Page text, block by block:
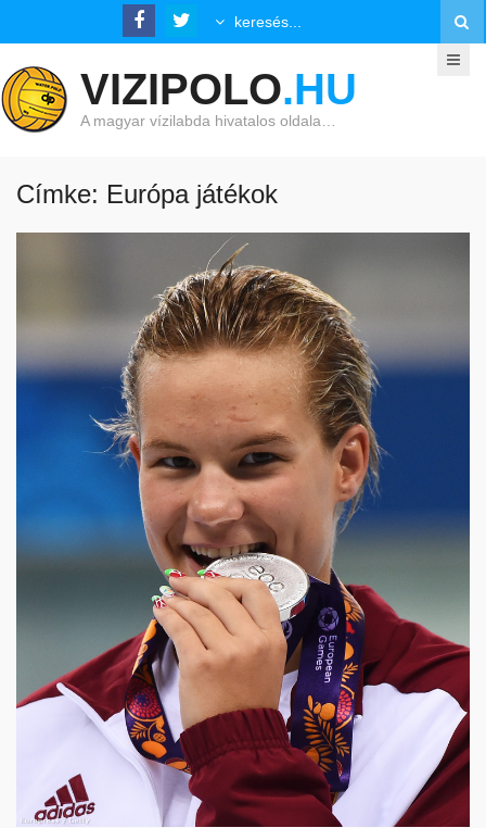
VIZIPOLO.HU
A magyar vízilabda hivatalos oldala…
Címke: Európa játékok